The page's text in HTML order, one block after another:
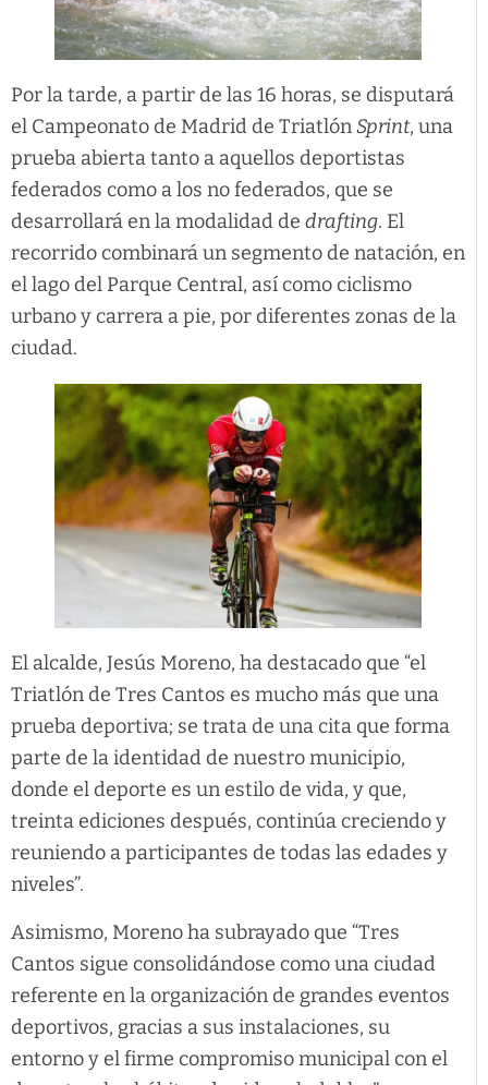
Por la tarde, a partir de las 16 horas, se disputará
el Campeonato de Madrid de TriatlónSprint, una
prueba abierta tanto a aquellos deportistas
federados como a los no federados, que se
desarrollará en la modalidad de drafting. El
recorrido combinará un segmento de natación, en
el lago del Parque Central, así como ciclismo
urbano y carrera a pie, por diferentes zonas de la
ciudad.
El alcalde, Jesús Moreno, ha destacado que “el
Triatlón de Tres Cantos es mucho más que una
prueba deportiva; se trata de una cita que forma
parte de la identidad de nuestro municipio,
donde el deporte es un estilo de vida, y que,
treinta ediciones después, continúa creciendo y
reuniendo a participantes de todas las edades y
niveles”.
Asimismo, Moreno ha subrayado que “Tres
Cantos sigue consolidándose como una ciudad
referente en la organización de grandes eventos
deportivos, gracias a sus instalaciones, su
entorno y el firme compromiso municipal con el